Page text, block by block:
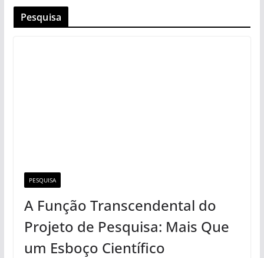
Pesquisa
PESQUISA
A Função Transcendental do
Projeto de Pesquisa: Mais Que
um Esboço Científico